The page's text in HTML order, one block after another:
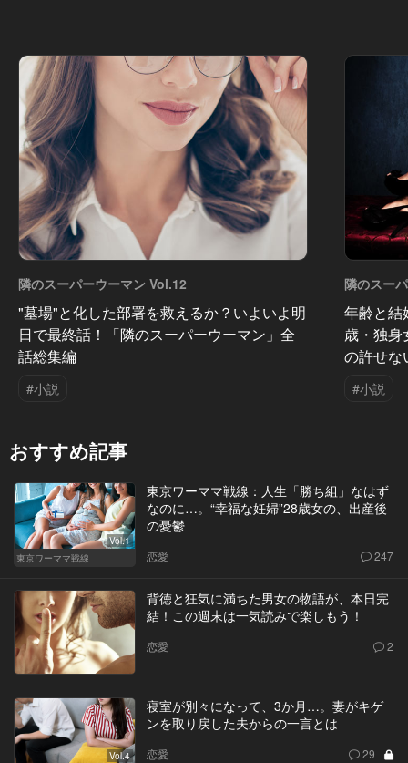
隣のスーパーウーマン Vol.12
"墓場"と化した部署を救えるか？いよいよ明
日で最終話！「隣のスーパーウーマン」全
話総集編
#小説
隣のスー
年齢と
歳・独
の許せな
#小説
おすすめ記事
Vol.1
東京ワーママ戦線
東京ワーママ戦線：人生「勝ち組」なはず
なのに…。“幸福な妊婦”28歳女の、出産後
の憂鬱
恋愛 247
背徳と狂気に満ちた男女の物語が、本日完
結！この週末は一気読みで楽しもう！
恋愛 2
Vol.4
寝室が別々になって、3か月…。妻がキゲ
ンを取り戻した夫からの一言とは
恋愛 29